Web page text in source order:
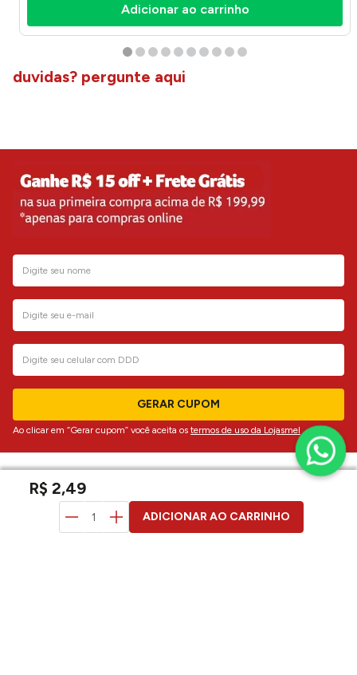
R$ 2,49
ADICIONAR AO CARRINHO
Adicionar ao carrinho
duvidas? pergunte aqui
GERAR CUPOM
Ao clicar em “Gerar cupom” você aceita os termos de uso da Lojasmel